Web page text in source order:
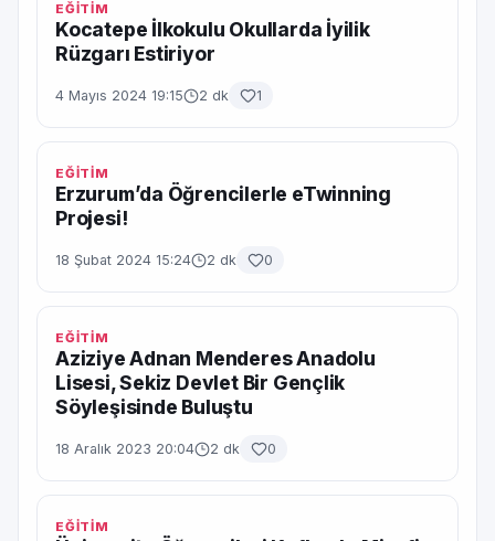
EĞİTİM
Kocatepe İlkokulu Okullarda İyilik
Rüzgarı Estiriyor
4 Mayıs 2024 19:15 2 dk 1
EĞİTİM
Erzurum’da Öğrencilerle eTwinning
Projesi!
18 Şubat 2024 15:24 2 dk 0
EĞİTİM
Aziziye Adnan Menderes Anadolu
Lisesi, Sekiz Devlet Bir Gençlik
Söyleşisinde Buluştu
18 Aralık 2023 20:04 2 dk 0
EĞİTİM